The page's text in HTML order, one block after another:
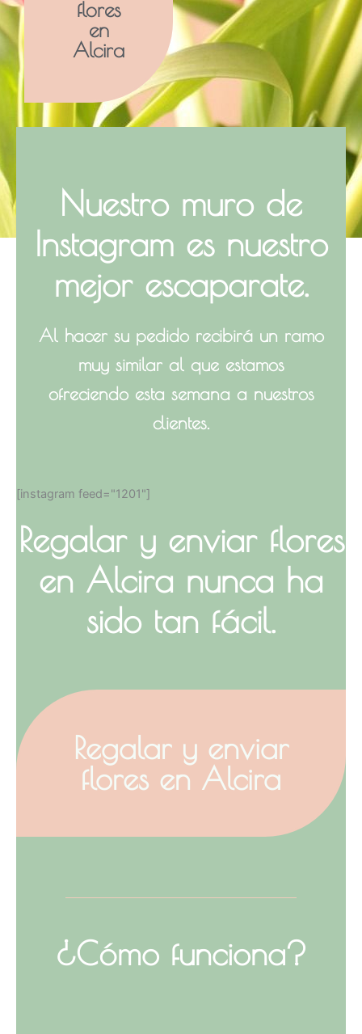
flores
en
Alcira
Nuestro muro de
Instagrames nuestro
mejor escaparate.
Al hacer su pedido recibirá un ramo
muy similar al que estamos
ofreciendo esta semana a nuestros
clientes.
[instagram feed="1201"]
Regalar y enviar flores
en Alcira nunca ha
sido tan fácil.
Regalar y enviar
flores en Alcira
¿Cómo funciona?